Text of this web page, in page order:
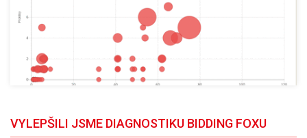
VYLEPŠILI JSME DIAGNOSTIKU BIDDING FOXU